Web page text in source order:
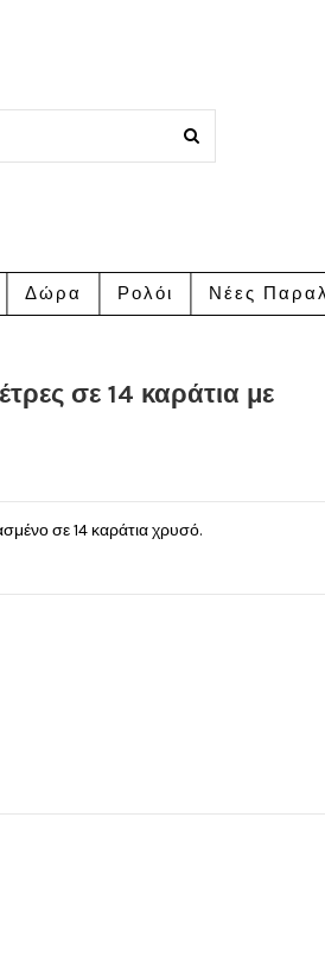
Δώρα Ρολόι Νέες
σε 14 καράτια με
σε 14 καράτια χρυσό.